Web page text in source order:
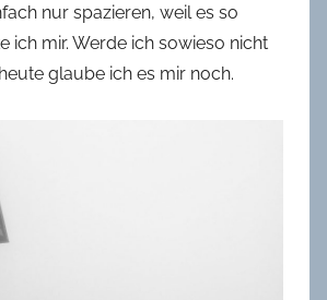
nur spazieren, weil es so
ich mir. Werde ich sowieso nicht
glaube ich es mir noch.